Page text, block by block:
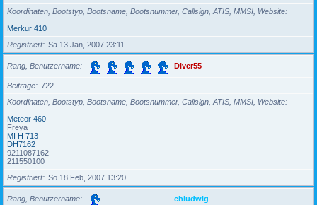
Koordinaten, Bootstyp, Bootsname, Bootsnummer, Callsign, ATIS, MMSI, Website
Merkur 410
Registriert
Sa 13 Jan, 2007 23:11
Rang, Benutzername Diver55
Beiträge
722
Koordinaten, Bootstyp, Bootsname, Bootsnummer, Callsign, ATIS, MMSI, Website
Meteor 460
Freya
MI H 713
DH7162
9211087162
211550100
Registriert
So 18 Feb, 2007 13:20
Rang, Benutzername chludwig